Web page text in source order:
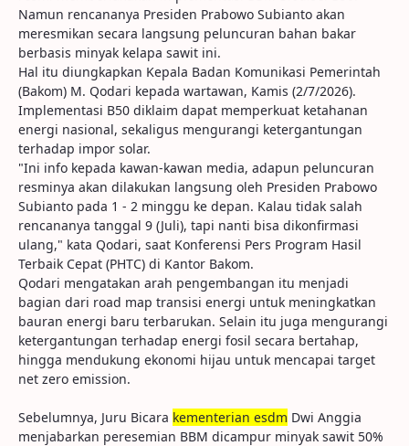
Namun rencananya Presiden Prabowo Subianto akan
meresmikan secara langsung peluncuran bahan bakar
berbasis minyak kelapa sawit ini.
Hal itu diungkapkan Kepala Badan Komunikasi Pemerintah
(Bakom) M. Qodari kepada wartawan, Kamis (2/7/2026).
Implementasi B50 diklaim dapat memperkuat ketahanan
energi nasional, sekaligus mengurangi ketergantungan
terhadap impor solar.
"Ini info kepada kawan-kawan media, adapun peluncuran
resminya akan dilakukan langsung oleh Presiden Prabowo
Subianto pada 1 - 2 minggu ke depan. Kalau tidak salah
rencananya tanggal 9 (Juli), tapi nanti bisa dikonfirmasi
ulang," kata Qodari, saat Konferensi Pers Program Hasil
Terbaik Cepat (PHTC) di Kantor Bakom.
Qodari mengatakan arah pengembangan itu menjadi
bagian dari road map transisi energi untuk meningkatkan
bauran energi baru terbarukan. Selain itu juga mengurangi
ketergantungan terhadap energi fosil secara bertahap,
hingga mendukung ekonomi hijau untuk mencapai target
net zero emission.
Sebelumnya, Juru Bicara kementerian esdm Dwi Anggia
menjabarkan peresemian BBM dicampur minyak sawit 50%